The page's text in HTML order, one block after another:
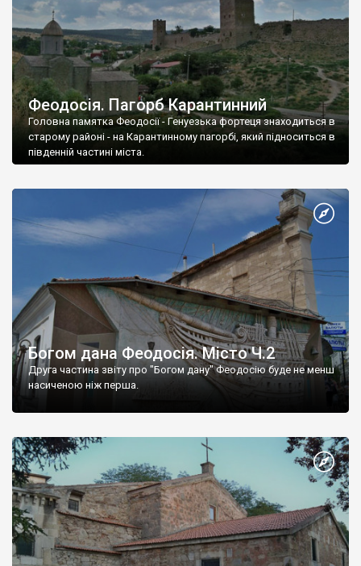
Феодосія. Пагорб Карантинний
Головна памятка Феодосії - Генуезька фортеця знаходиться в
старому районі - на Карантинному пагорбі, який підноситься в
південній частині міста.
Богом дана Феодосія. Місто Ч.2
Друга частина звіту про "Богом дану" Феодосію буде не менш
насиченою ніж перша.